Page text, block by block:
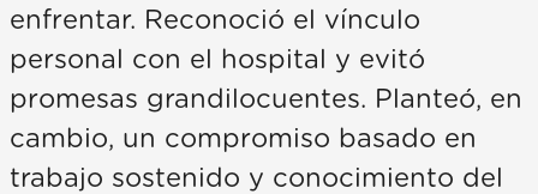
enfrentar. Reconoció el vínculo
personal con el hospital y evitó
promesas grandilocuentes. Planteó, en
cambio, un compromiso basado en
trabajo sostenido y conocimiento del